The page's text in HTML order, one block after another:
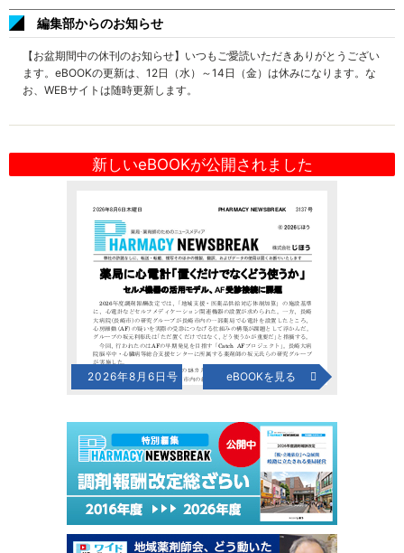
編集部からのお知らせ
【お盆期間中の休刊のお知らせ】いつもご愛読いただきありがとうござい
ます。eBOOKの更新は、12日（水）～14日（金）は休みになります。な
お、WEBサイトは随時更新します。
新しいeBOOKが公開されました
2026年8月6日号 eBOOKを見る